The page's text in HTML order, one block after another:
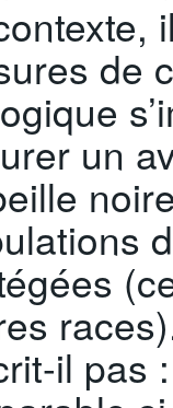
de
un
il